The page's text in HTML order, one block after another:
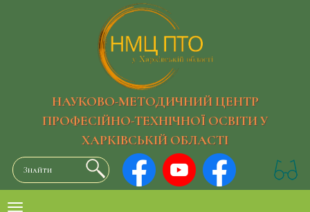
НАУКОВО-МЕТОДИЧНИЙ ЦЕНТР
ПРОФЕСІЙНО-ТЕХНІЧНОЇ ОСВІТИ У
ХАРКІВСЬКІЙ ОБЛАСТІ